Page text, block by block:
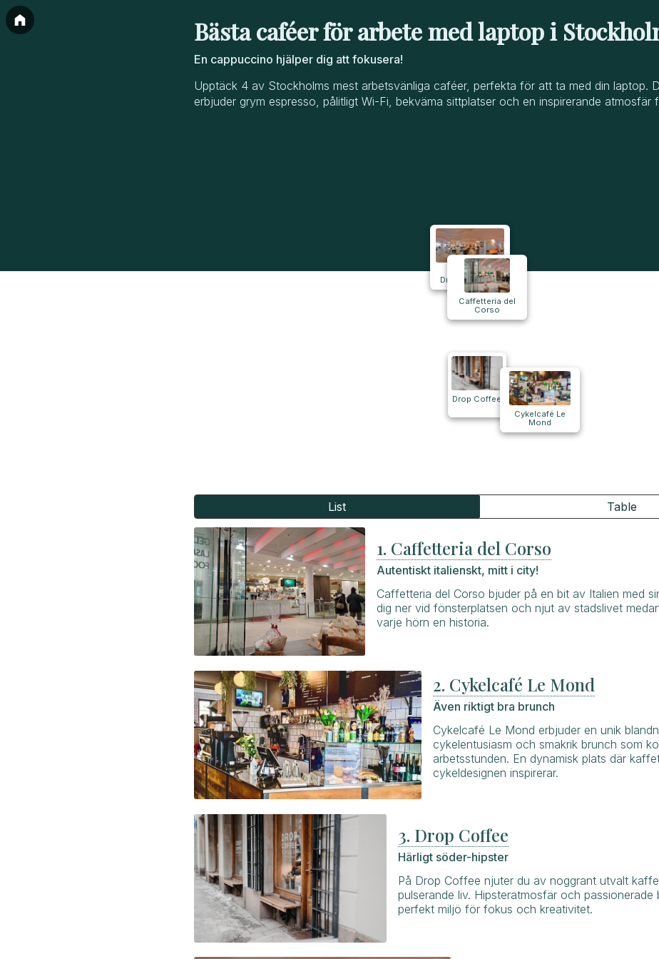
Bästa caféer för arbete med laptop i
En cappuccino hjälper dig att fokusera!
Upptäck 4 av Stockholms mest arbetsvänliga caféer, perfekta för att ta med din laptop.
erbjuder grym espresso, pålitligt Wi-Fi, bekväma sittplatser och en inspirerande atmosfär
il caffè
Drottninggatan
Drop Coffee
Cykelcafé Le
Mond
Caffetteria del
Corso
List Table
1. Caffetteria del Corso
Autentiskt italienskt, mitt i city!
Caffetteria del Corso bjuder på en bit av Italien med
dig ner vid fönsterplatsen och njut av stadslivet
varje hörn en historia.
2. Cykelcafé Le Mond
Även riktigt bra brunch
Cykelcafé Le Mond erbjuder en unik
cykelentusiasm och smakrik brunch som
arbetsstunden. En dynamisk plats där
cykeldesignen inspirerar.
3. Drop Coffee
Härligt söder-hipster
På Drop Coffee njuter du av noggrant utvalt
pulserande liv. Hipsteratmosfär och passionerade
perfekt miljö för fokus och kreativitet.